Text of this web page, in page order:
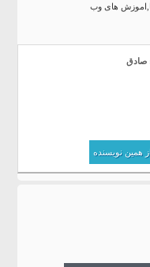
اموزش های وب
: صادق
همین نویسنده